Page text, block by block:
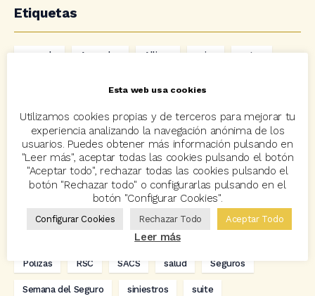
Etiquetas
acuerdo Acuerdos Allianz asisa autos
Codeoscopic Workspace Coverize Decesos
digitalización Eventos formación GRC-Broker
hogar Innovación Innova Ibérica
Mediadores motos
Premios Coreoscopic
Pólizas RSC SACS salud Seguros
Semana del Seguro siniestros suite
Esta web usa cookies
Utilizamos cookies propias y de terceros para mejorar tu
experiencia analizando la navegación anónima de los
usuarios. Puedes obtener más información pulsando en
"Leer más", aceptar todas las cookies pulsando el botón
"Aceptar todo", rechazar todas las cookies pulsando el
botón "Rechazar todo" o configurarlas pulsando en el
botón "Configurar Cookies".
Configurar Cookies Rechazar Todo Aceptar Todo
Leer más